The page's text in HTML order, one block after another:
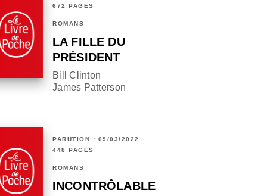
672 PAGES
ROMANS
LA FILLE DU
PRÉSIDENT
Bill Clinton
James Patterson
PARUTION : 09/03/2022
448 PAGES
ROMANS
INCONTRÔLABLE